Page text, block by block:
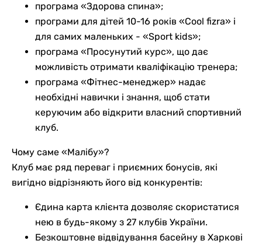
програма «Здорова спина»;
програми для дітей 10-16 років «Cool fizra» і
для самих маленьких - «Sport kids»;
програма «Просунутий курс», що дає
можливість отримати кваліфікацію тренера;
програма «Фітнес-менеджер» надає
необхідні навички і знання, щоб стати
керуючим або відкрити власний спортивний
клуб.
Чому саме «Малібу»?
Клуб має ряд переваг і приємних бонусів, які
вигідно відрізняють його від конкурентів:
Єдина карта клієнта дозволяє скористатися
нею в будь-якому з 27 клубів України.
Безкоштовне відвідування басейну в Харкові